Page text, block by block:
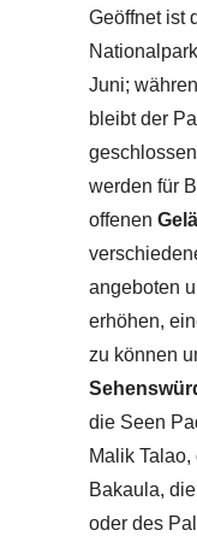
Geöffnet ist
Juni;
bleibt der
werden für
offenen
angeboten
erhöhen,
zu können
die Seen
Malik
Bakaula,
oder des